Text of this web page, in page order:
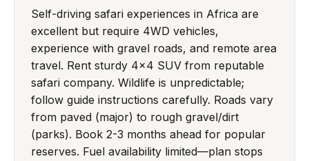
Self-driving safari experiences in Africa are
excellent but require 4WD vehicles,
experience with gravel roads, and remote area
travel. Rent sturdy 4x4 SUV from reputable
safari company. Wildlife is unpredictable;
follow guide instructions carefully. Roads vary
from paved (major) to rough gravel/dirt
(parks). Book 2-3 months ahead for popular
reserves. Fuel availability limited—plan stops